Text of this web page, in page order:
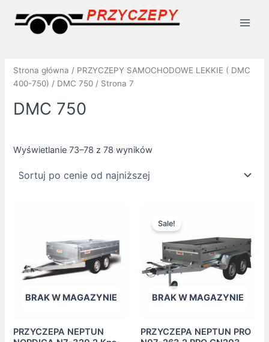
Strona główna / PRZYCZEPY SAMOCHODOWE LEKKIE ( DMC
400-750) / DMC 750 / Strona 7
DMC 750
Wyświetlanie 73–78 z 78 wyników
według
ceny:
od
BRAK W MAGAZYNIE
PRZYCZEPA NEPTUN
BRAK W MAGAZYNIE
Sale!
PRZYCZEPA NEPTUN PRO
9300,00 zł.9100,00